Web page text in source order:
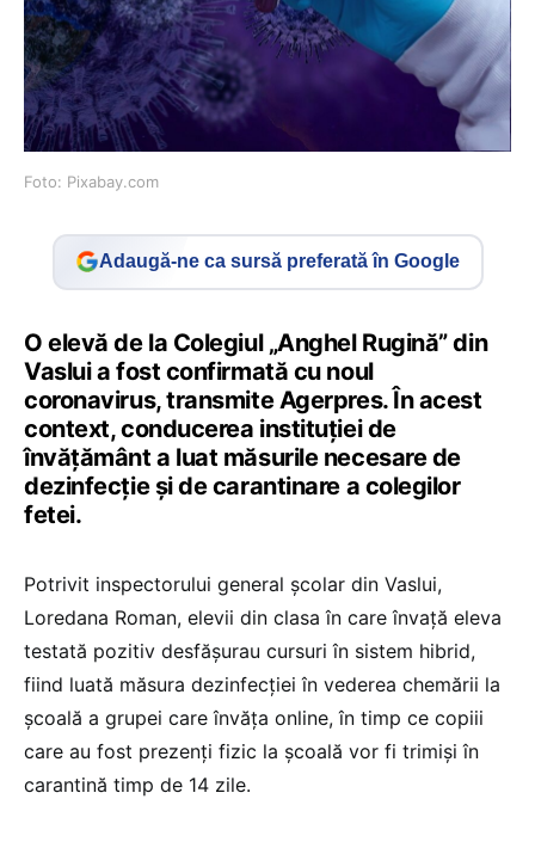
Foto: Pixabay.com
Adaugă-ne ca sursă preferată în Google
O elevă de la Colegiul „Anghel Rugină” din
Vaslui a fost confirmată cu noul
coronavirus, transmite Agerpres. În acest
context, conducerea instituţiei de
învăţământ a luat măsurile necesare de
dezinfecţie şi de carantinare a colegilor
fetei.
Potrivit inspectorului general şcolar din Vaslui,
Loredana Roman, elevii din clasa în care învaţă eleva
testată pozitiv desfăşurau cursuri în sistem hibrid,
fiind luată măsura dezinfecţiei în vederea chemării la
şcoală a grupei care învăţa online, în timp ce copiii
care au fost prezenţi fizic la şcoală vor fi trimişi în
carantină timp de 14 zile.